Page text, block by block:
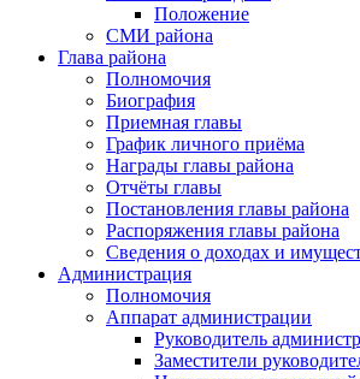
Положение
СМИ района
Глава района
Полномочия
Биография
Приемная главы
График личного приёма
Награды главы района
Отчёты главы
Постановления главы района
Распоряжения главы района
Сведения о доходах и
Администрация
Полномочия
Аппарат администрации
Руководитель
Заместители